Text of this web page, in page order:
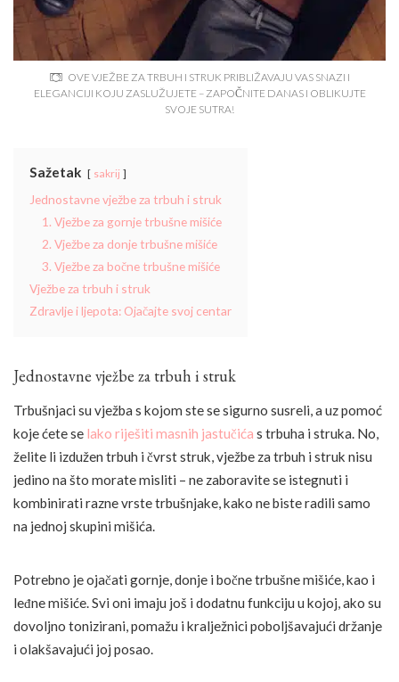
OVE VJEŽBE ZA TRBUH I STRUK PRIBLIŽAVAJU VAS SNAZI I
ELEGANCIJI KOJU ZASLUŽUJETE – ZAPOČNITE DANAS I OBLIKUJTE
SVOJE SUTRA!
Sažetak sakrij
Jednostavne vježbe za trbuh i struk
1. Vježbe za gornje trbušne mišiće
2. Vježbe za donje trbušne mišiće
3. Vježbe za bočne trbušne mišiće
Vježbe za trbuh i struk
Zdravlje i ljepota: Ojačajte svoj centar
Jednostavne vježbe za trbuh i struk
Trbušnjaci su vježba s kojom ste se sigurno susreli, a uz pomoć
koje ćete se lako riješiti masnih jastučića s trbuha i struka. No,
želite li izdužen trbuh i čvrst struk, vježbe za trbuh i struk nisu
jedino na što morate misliti – ne zaboravite se istegnuti i
kombinirati razne vrste trbušnjake, kako ne biste radili samo
na jednoj skupini mišića.
Potrebno je ojačati gornje, donje i bočne trbušne mišiće, kao i
leđne mišiće. Svi oni imaju još i dodatnu funkciju u kojoj, ako su
dovoljno tonizirani, pomažu i kralježnici poboljšavajući držanje
i olakšavajući joj posao.